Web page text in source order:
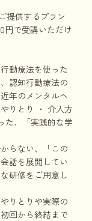
提供するプラン
円で受講いただけ
動療法を使った
認知行動療法の
年のメンタルヘ
りとり ・ 介入方
た、「実践的な学
らない、「この
話を展開してい
研修をご用意し
りとりや実際の
回から終結まで